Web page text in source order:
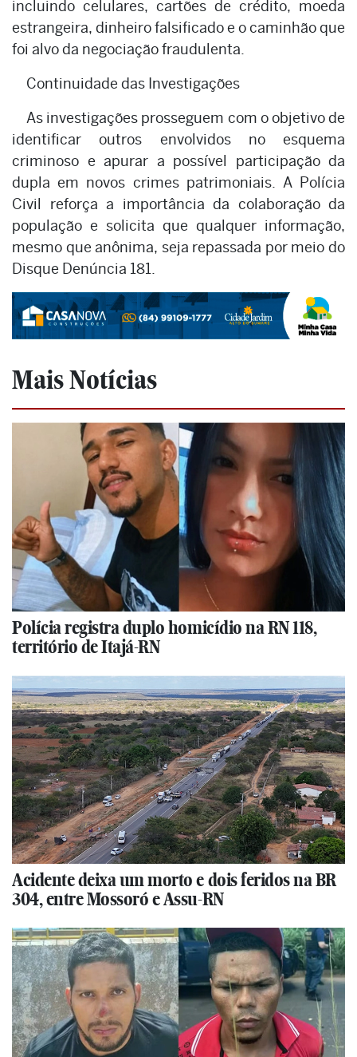
incluindo celulares, cartões de crédito, moeda
estrangeira, dinheiro falsificado e o caminhão que
foi alvo da negociação fraudulenta.
Continuidade das Investigações
As investigações prosseguem com o objetivo de
identificar outros envolvidos no esquema
criminoso e apurar a possível participação da
dupla em novos crimes patrimoniais. A Polícia
Civil reforça a importância da colaboração da
população e solicita que qualquer informação,
mesmo que anônima, seja repassada por meio do
Disque Denúncia 181.
Mais Notícias
Polícia registra duplo homicídio na RN 118,
território de Itajá-RN
Acidente deixa um morto e dois feridos na BR
304, entre Mossoró e Assu-RN